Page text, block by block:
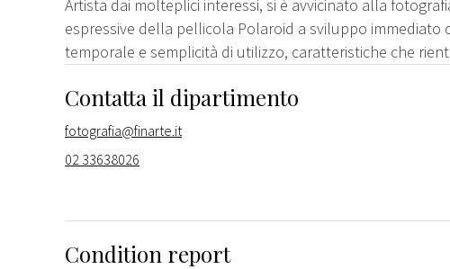
Artista dai molteplici interessi, si è avvicinato alla
espressive della pellicola Polaroid a sviluppo immediato
temporale e semplicità di utilizzo, caratteristiche che
Contatta il dipartimento
fotografia@finarte.it
02 33638026
Condition report